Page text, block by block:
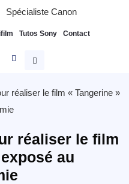
Spécialiste Canon
Tutos Sony Contact
réaliser le film « Tangerine »
réaliser le film
au